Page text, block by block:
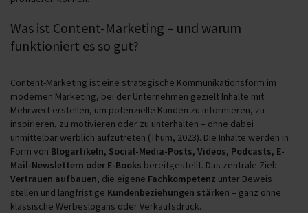
Was ist Content-Marketing – und warum
funktioniert es so gut?
Content-Marketing ist eine strategische Kommunikationsform im
modernen Marketing, bei der Unternehmen gezielt Inhalte mit
Mehrwert erstellen, um potenzielle Kunden zu informieren, zu
inspirieren, zu motivieren oder zu unterhalten – ohne dabei
unmittelbar werblich aufzutreten (Thum, 2023). Die Inhalte werden in
Form von Blogartikeln, Social-Media-Posts, Videos, Podcasts, E-
Mail-Newslettern oder E-Books bereitgestellt. Das zentrale Ziel:
Vertrauen aufbauen, die eigene Fachkompetenz unter Beweis
stellen und langfristige Kundenbeziehungen stärken – ganz ohne
klassische Werbeslogans oder Verkaufsdruck.